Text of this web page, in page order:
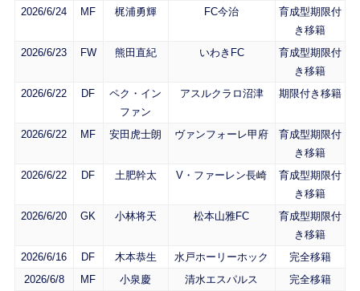
2026/6/24
MF 梶浦勇輝 FC今治
育成型期限付
き移籍
2026/6/23
FW 熊田直紀 いわきFC
育成型期限付
き移籍
2026/6/22
DF
ペク・イン
ファン
アスルクラロ沼津 期限付き移籍
2026/6/22 MF 安田虎士朗 ヴァンフォーレ甲府
育成型期限付
き移籍
2026/6/22
DF 土肥幹太 V・ファーレン長崎
育成型期限付
き移籍
2026/6/20
GK 小林将天 松本山雅FC
育成型期限付
き移籍
2026/6/16
DF 木本恭生 水戸ホーリーホック
完全移籍
2026/6/8
MF 小泉慶 清水エスパルス
完全移籍